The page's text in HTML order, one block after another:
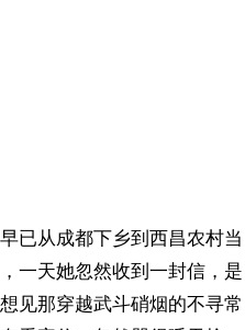
已从成都下乡到西昌农村当
一天她忽然收到一封信，是
见那穿越武斗硝烟的不寻常